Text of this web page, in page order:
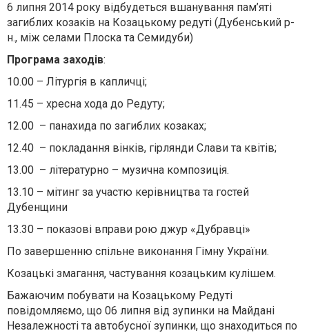
6 липня 2014 року відбудеться вшанування пам’яті
загиблих козаків на Козацькому редуті (Дубенський р-
н., між селами Плоска та Семидуби)
Програма заходів:
10.00 – Літургія в капличці;
11.45 – хресна хода до Редуту;
12.00 – панахида по загиблих козаках;
12.40 – покладання вінків, гірлянди Слави та квітів;
13.00 – літературно – музична композиція.
13.10 – мітинг за участю керівництва та гостей
Дубенщини
13.30 – показові вправи рою джур «Дубравці»
По завершенню спільне виконання Гімну України.
Козацькі змагання, частування козацьким кулішем.
Бажаючим побувати на Козацькому Редуті
повідомляємо, що 06 липня від зупинки на Майдані
Незалежності та автобусної зупинки, що знаходиться по